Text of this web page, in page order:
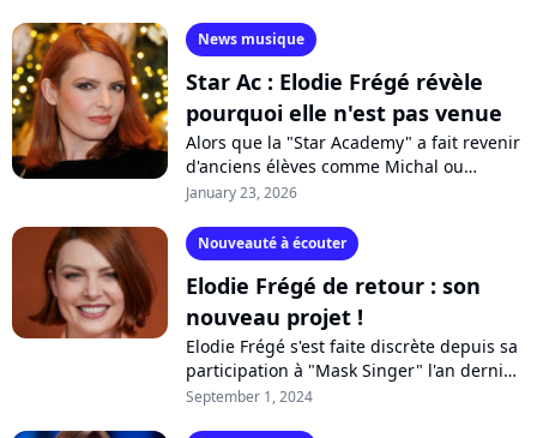
News musique
Star Ac : Elodie Frégé révèle
pourquoi elle n'est pas venue
Alors que la "Star Academy" a fait revenir
d'anciens élèves comme Michal ou
Anisha, Elodie Frégé n'a pas accepté
quelles...
January 23, 2026
Nouveauté à écouter
Elodie Frégé de retour : son
nouveau projet !
Elodie Frégé s'est faite discrète depuis sa
participation à "Mask Singer" l'an dernier.
Alors qu'elle prépare son nouvel album,
September 1, 2024